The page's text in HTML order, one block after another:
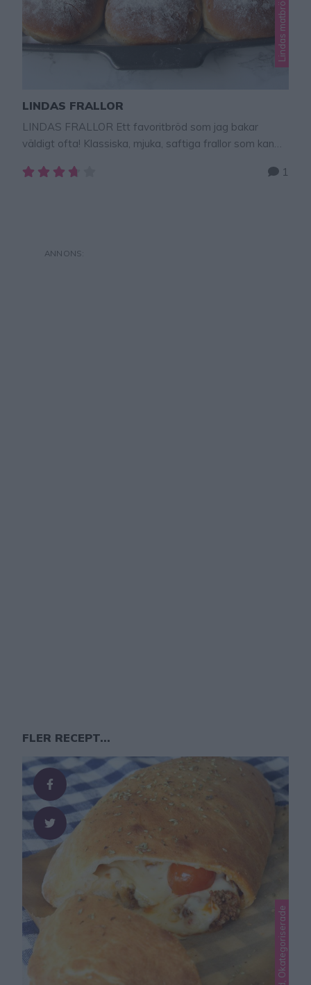
LINDAS FRALLOR
LINDAS FRALLOR Ett favoritbröd som jag bakar
väldigt ofta! Klassiska, mjuka, saftiga frallor som kan
middag. Bröden blir allra mjukast om de bakas på mjölk,
1
FLER RECEPT...